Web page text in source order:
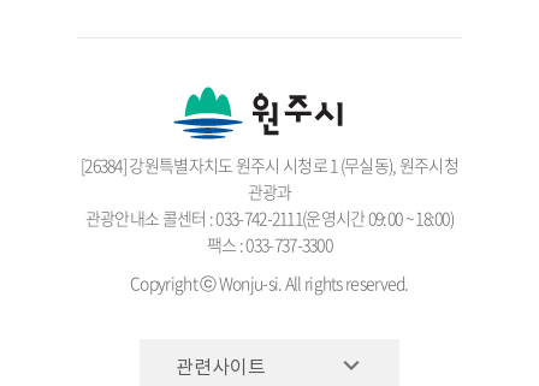
[26384] 강원특별자치도 원주시 시청로 1 (무실동), 원주시청
관광과
관광안내소 콜센터 : 033-742-2111(운영시간 09:00 ~ 18:00)
팩스 : 033-737-3300
Copyright ⓒ Wonju-si. All rights reserved.
관련사이트